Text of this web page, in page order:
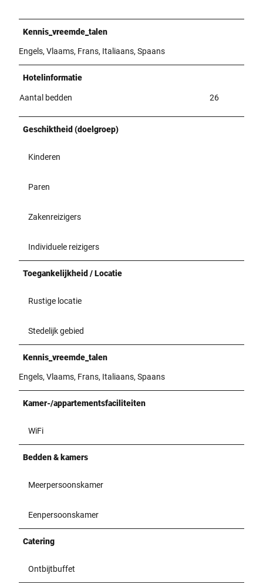
Kennis_vreemde_talen
Engels, Vlaams, Frans, Italiaans, Spaans
Hotelinformatie
Aantal bedden 26
Geschiktheid (doelgroep)
Kinderen
Paren
Zakenreizigers
Individuele reizigers
Toegankelijkheid / Locatie
Rustige locatie
Stedelijk gebied
Kennis_vreemde_talen
Engels, Vlaams, Frans, Italiaans, Spaans
Kamer-/appartementsfaciliteiten
WiFi
Bedden & kamers
Meerpersoonskamer
Eenpersoonskamer
Catering
Ontbijtbuffet